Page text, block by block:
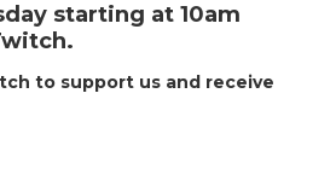
starting at 10am
to support us and receive